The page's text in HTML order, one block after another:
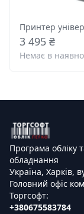
Принтер
3 495 ₴
Немає в
Програма обліку
обладнання
Україна, Харків,
Головний офіс
Торгсофт:
+380675583784